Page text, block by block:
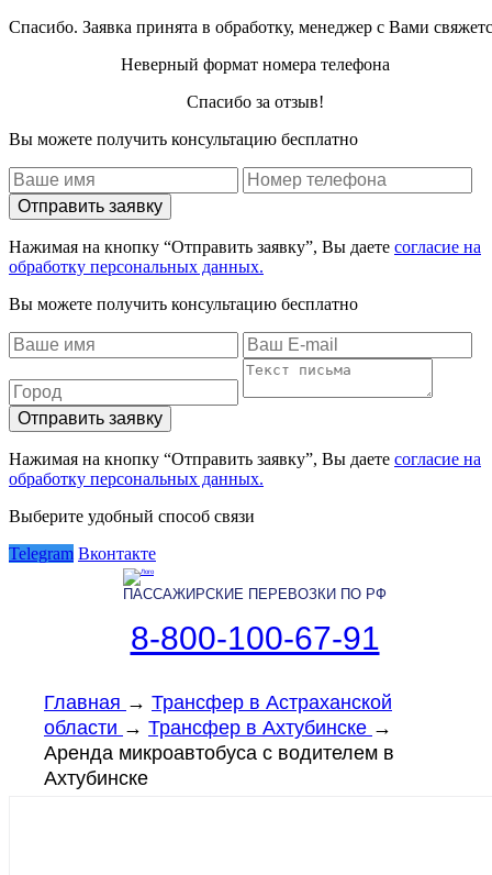
Спасибо. Заявка принята в обработку, менеджер с Вами
Неверный формат номера телефона
Спасибо за отзыв!
Вы можете получить консультацию бесплатно
Отправить заявку
Нажимая на кнопку “Отправить заявку”, Вы даете согласие на
обработку персональных данных.
Вы можете получить консультацию бесплатно
Отправить заявку
Нажимая на кнопку “Отправить заявку”, Вы даете согласие на
обработку персональных данных.
Выберите удобный способ связи
Telegram Вконтакте
ПАССАЖИРСКИЕ ПЕРЕВОЗКИ ПО РФ
8-800-100-67-91
Главная → Трансфер в Астраханской
области → Трансфер в Ахтубинске →
Аренда микроавтобуса с водителем в
Ахтубинске